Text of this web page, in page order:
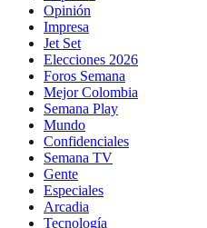
Opinión
Impresa
Jet Set
Elecciones 2026
Foros Semana
Mejor Colombia
Semana Play
Mundo
Confidenciales
Semana TV
Gente
Especiales
Arcadia
Tecnología